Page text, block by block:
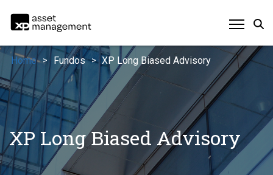
XP Long Biased Advisory
Home > Fundos > XP Long Biased Advisory